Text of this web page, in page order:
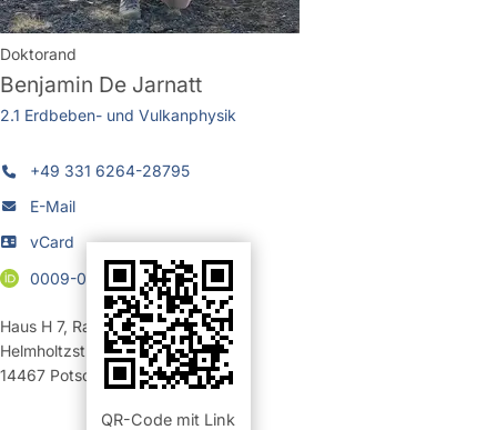
Doktorand
Benjamin De Jarnatt
2.1 Erdbeben- und Vulkanphysik
+49 331 6264-28795
E-Mail
vCard
QR-Code mit Link
0009-0005-2659-709X
Haus H 7, Raum 320 (Büro)
Helmholtzstraße 6/7
14467 Potsdam